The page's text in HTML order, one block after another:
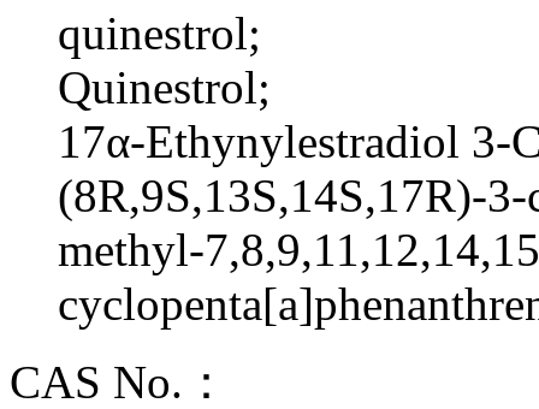
quinestrol;
Quinestrol;
17α-Ethynylestradiol 3-
(8R,9S,13S,14S,17R)-
methyl-
CAS No.：